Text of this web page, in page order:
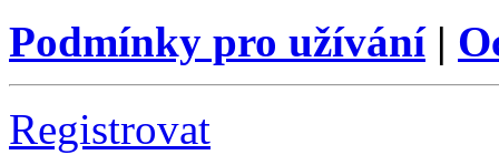
Podmínky pro užívání|
Registrovat